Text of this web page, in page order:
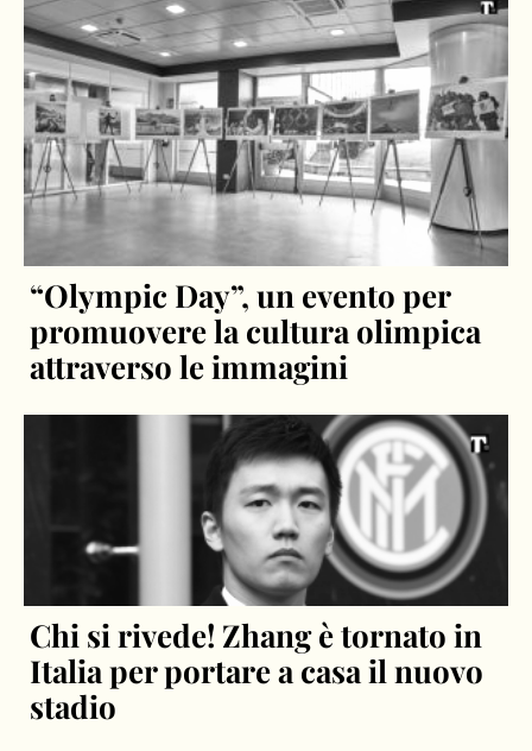
“Olympic Day”, un evento per
promuovere la cultura olimpica
attraverso le immagini
Chi si rivede! Zhang è tornato in
Italia per portare a casa il nuovo
stadio